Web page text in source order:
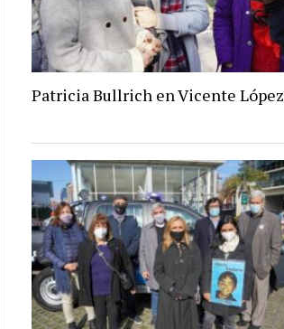
Patricia Bullrich en Vicente López